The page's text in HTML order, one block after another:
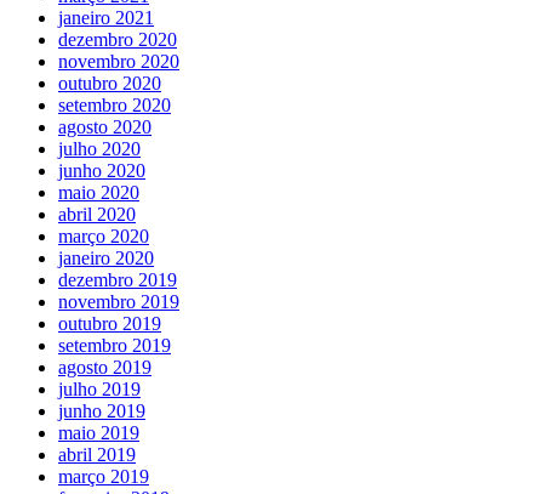
janeiro 2021
dezembro 2020
novembro 2020
outubro 2020
setembro 2020
agosto 2020
julho 2020
junho 2020
maio 2020
abril 2020
março 2020
janeiro 2020
dezembro 2019
novembro 2019
outubro 2019
setembro 2019
agosto 2019
julho 2019
junho 2019
maio 2019
abril 2019
março 2019